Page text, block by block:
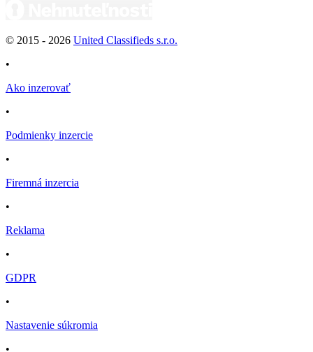
© 2015 - 2026 United Classifieds s.r.o.
•
Ako inzerovať
•
Podmienky inzercie
•
Firemná inzercia
•
Reklama
•
GDPR
•
Nastavenie súkromia
•